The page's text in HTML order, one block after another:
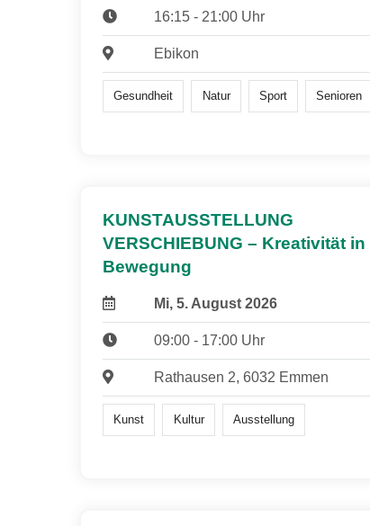
16:15 - 21:00 Uhr
Ebikon
Gesundheit Natur Sport Senioren
KUNSTAUSSTELLUNG
VERSCHIEBUNG – Kreativität in
Bewegung
Mi, 5. August 2026
09:00 - 17:00 Uhr
Rathausen 2, 6032 Emmen
Kunst Kultur Ausstellung